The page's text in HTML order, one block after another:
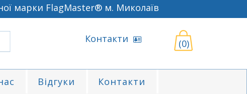
марки FlagMaster® м. Миколаїв
Контакти (0)
Відгуки
Контакти